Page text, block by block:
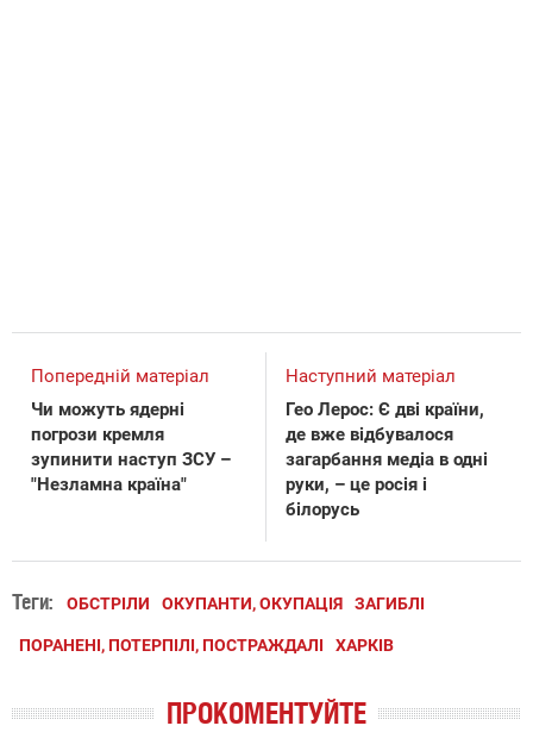
Попередній матеріал
Чи можуть ядерні
погрози кремля
зупинити наступ ЗСУ –
"Незламна країна"
Наступний матеріал
Гео Лерос: Є дві країни,
де вже відбувалося
загарбання медіа в одні
руки, – це росія і
білорусь
Теги: ОБСТРІЛИ ОКУПАНТИ, ОКУПАЦІЯ ЗАГИБЛІ
ПОРАНЕНІ, ПОТЕРПІЛІ, ПОСТРАЖДАЛІ ХАРКІВ
ПРОКОМЕНТУЙТЕ